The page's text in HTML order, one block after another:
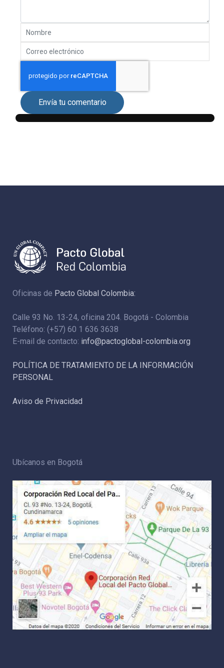
Envía tu comentario
Oficinas de Pacto Global Colombia:
Calle 93 No. 13-24, oficina 204. Bogotá - Colombia
Teléfono: (+57) 60 1 636 3638
E-mail de contacto: info@pactoglobal-colombia.org
POLÍTICA DE TRATAMIENTO DE LA INFORMACIÓN
PERSONAL
Aviso de Privacidad
Ubícanos en Bogotá